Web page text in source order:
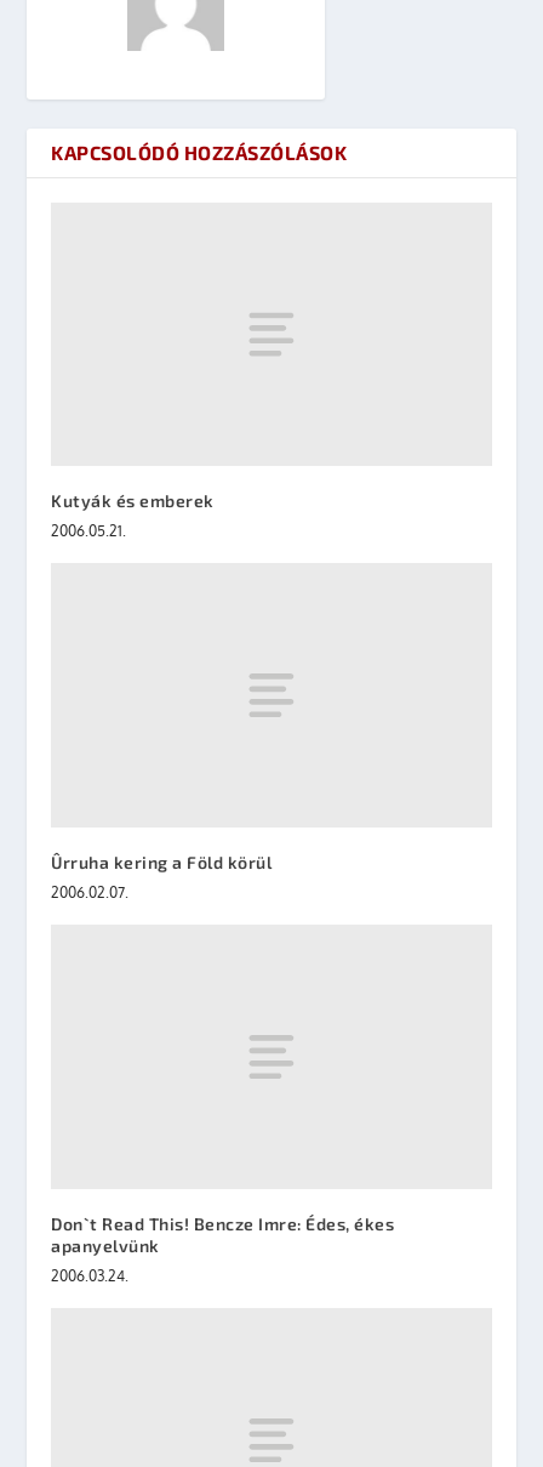
KAPCSOLÓDÓ HOZZÁSZÓLÁSOK
Kutyák és emberek
2006.05.21.
Ûrruha kering a Föld körül
2006.02.07.
Don`t Read This! Bencze Imre: Édes, ékes
apanyelvünk
2006.03.24.